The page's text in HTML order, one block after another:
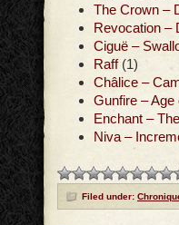
The Crown –
Revocation –
Ciguë –
Raff(1)
Châlice –
Gunfire –
Enchant –
Niva –
Filed under: